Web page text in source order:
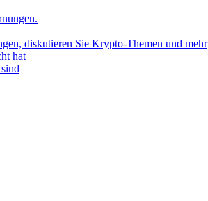
diskutieren Sie Krypto-Themen und mehr
hat